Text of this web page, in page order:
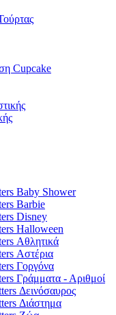
Cupcake
Baby Shower
Barbie
Disney
Halloween
Αθλητικά
Αστέρια
Γοργόνα
Γράμματα - Αριθμοί
Δεινόσαυρος
Διάστημα